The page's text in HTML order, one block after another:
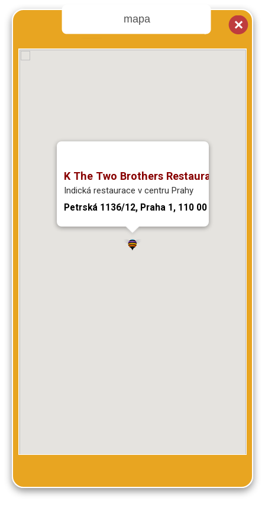
mapa
K The Two Brothers Restaurant
Indická restaurace v centru Prahy
Petrská 1136/12, Praha 1, 110 00